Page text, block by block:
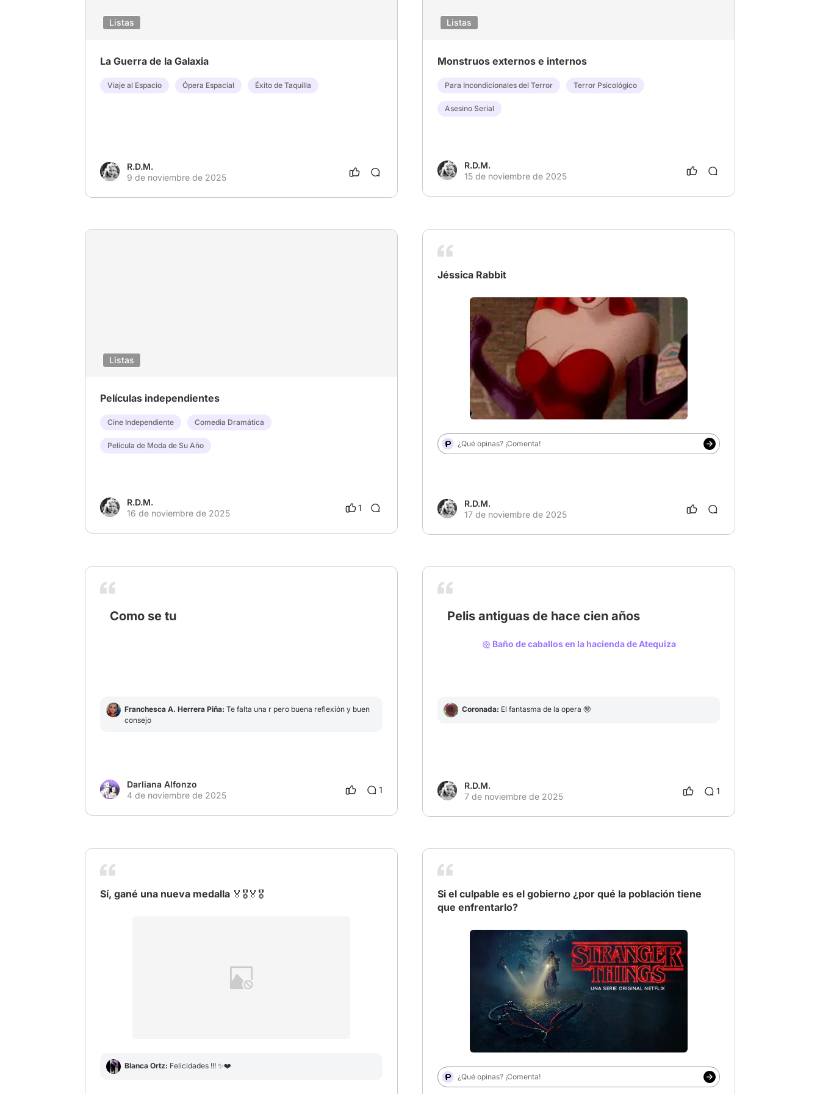
Listas
La Guerra de la Galaxia
Viaje al Espacio Ópera Espacial Éxito de Taquilla
R.D.M.
9 de noviembre de 2025
Listas
Monstruos externos e internos
Para Incondicionales del Terror Terror Psicológico
Asesino Serial
R.D.M.
15 de noviembre de 2025
Listas
Películas independientes
Cine Independiente Comedia Dramática
Película de Moda de Su Año
R.D.M.
16 de noviembre de 2025
1
Jéssica Rabbit
# Depredador # NadaEsLoQueParece
¿Qué opinas? ¡Comenta!
R.D.M.
17 de noviembre de 2025
Como se tu
Franchesca A. Herrera Piña: Te falta una r pero buena reflexión y buen
consejo
Darliana Alfonzo
4 de noviembre de 2025
1
Pelis antiguas de hace cien años
Baño de caballos en la hacienda de Atequiza
Coronada: El fantasma de la opera 🤓
R.D.M.
7 de noviembre de 2025
1
Sí, gané una nueva medalla 🏅🎖️🏅🎖️
Blanca Ortz: Felicidades !!! ✨❤️
Si el culpable es el gobierno ¿por qué la población tiene
que enfrentarlo?
¿Qué opinas? ¡Comenta!